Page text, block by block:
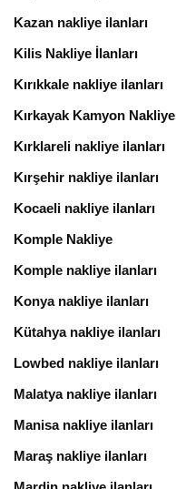
Kazan nakliye ilanları
Kilis Nakliye İlanları
Kırıkkale nakliye ilanları
Kırkayak Kamyon Nakliye
Kırklareli nakliye ilanları
Kırşehir nakliye ilanları
Kocaeli nakliye ilanları
Komple Nakliye
Komple nakliye ilanları
Konya nakliye ilanları
Kütahya nakliye ilanları
Lowbed nakliye ilanları
Malatya nakliye ilanları
Manisa nakliye ilanları
Maraş nakliye ilanları